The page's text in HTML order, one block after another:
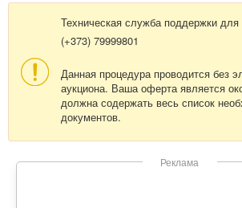
Техническая служба поддержки
(+373) 79999801
Данная процедура проводится без
аукциона. Ваша оферта является
должна содержать весь список
документов.
Реклама